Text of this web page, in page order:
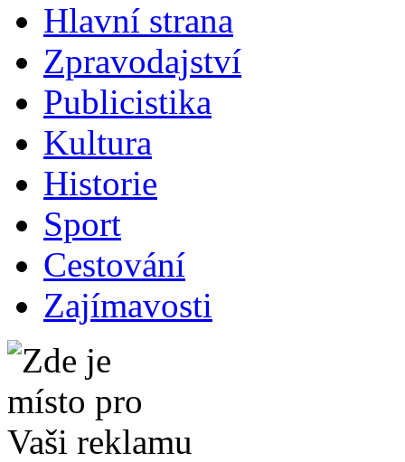
Hlavní strana
Zpravodajství
Publicistika
Kultura
Historie
Sport
Cestování
Zajímavosti